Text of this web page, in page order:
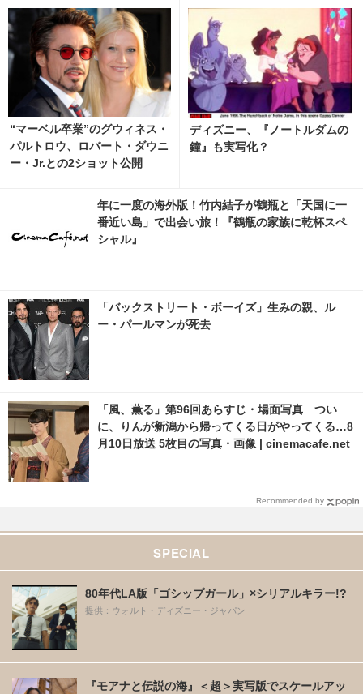
“マーベル卒業”のグウィネス・
パルトロウ、ロバート・ダウニ
ー・Jr.との2ショット公開
ディズニー、『ノートルダムの
鐘』も実写化？
年に一度の海外版！竹内結子が鶴瓶と「天国に一
番近い島」で出会い旅！『鶴瓶の家族に乾杯スペ
シャル』
「バックストリート・ボーイズ」生みの親、ル
ー・パールマンが死去
「風、薫る」第96回あらすじ・場面写真 つい
に、りんが新潟から帰ってくる日がやってくる…8
月10日放送 5枚目の写真・画像 | cinemacafe.net
Recommended by
SPECIAL
80年代LA版「ゴシップガール」×シリアルキラー!?
提供：ウォルト・ディズニー・ジャパン
『モアナと伝説の海』＜超＞実写版でスケールアッ